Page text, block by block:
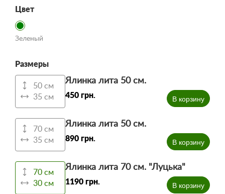
Цвет
Зеленый
Размеры
50 см
35 см
Ялинка лита 50 см.
450 грн. В корзину
70 см
35 см
Ялинка лита 50 см.
890 грн. В корзину
70 см
30 см
Ялинка лита 70 см. "Луцька"
1190 грн. В корзину